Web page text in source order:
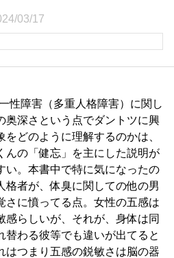
03/17
性障害（多重人格障害）に関し
奥深さという点でダントツに興
をどのように理解するのかは、
んの「健忘」を主にした説明が
い。本書中で特に気になったの
格者が、体臭に関しての他の男
さに憤ってる点。女性の五感は
感らしいが、それが、身体は同
替わる彼等でも違いが出てると
はつまり五感の鋭敏さは脳の器